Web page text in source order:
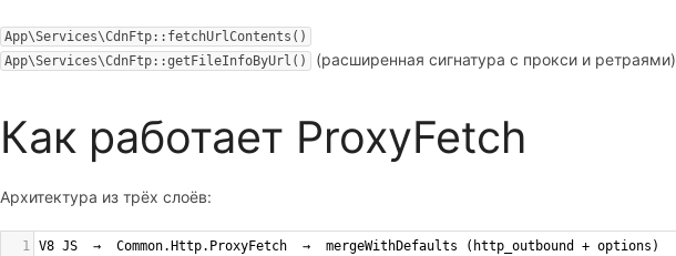
App\Services\CdnFtp::fetchUrlContents()
App\Services\CdnFtp::getFileInfoByUrl()
(расширенная сигнатура с прокси и ретраями)
Как работает ProxyFetch
Архитектура из трёх слоёв:
1 V8 JS  →  Common.Http.ProxyFetch  →  mergeWithDefaults (http_outbound + options)